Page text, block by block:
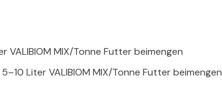
VALIBIOM MIX/Tonne Futter beimengen
Liter VALIBIOM MIX/Tonne Futter beimengen